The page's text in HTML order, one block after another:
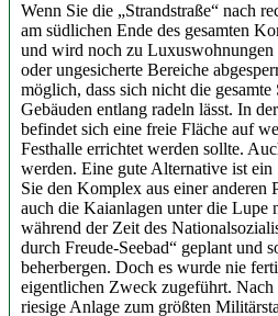
Wenn Sie die „Strandstraße“ nach
am südlichen Ende des gesamten
und wird noch zu Luxuswohnungen
oder ungesicherte Bereiche
möglich, dass sich nicht die gesamte
Gebäuden entlang radeln lässt. In
befindet sich eine freie Fläche auf
Festhalle errichtet werden sollte.
werden. Eine gute Alternative ist
Sie den Komplex aus einer anderen
auch die Kaianlagen unter die Lupe
während der Zeit des
durch Freude-Seebad“ geplant und
beherbergen. Doch es wurde nie
eigentlichen Zweck zugeführt.
riesige Anlage zum größten